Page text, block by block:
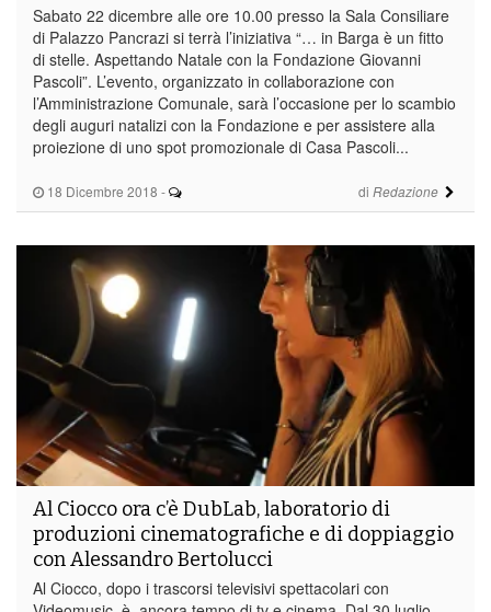
18 Dicembre 2018 - di Redazione
Sabato 22 dicembre alle ore 10.00 presso la Sala Consiliare
di Palazzo Pancrazi si terrà l’iniziativa “… in Barga è un fitto
di stelle. Aspettando Natale con la Fondazione Giovanni
Pascoli”. L’evento, organizzato in collaborazione con
l’Amministrazione Comunale, sarà l’occasione per lo scambio
degli auguri natalizi con la Fondazione e per assistere alla
proiezione di uno spot promozionale di Casa Pascoli...
Al Ciocco ora c’è DubLab, laboratorio di
produzioni cinematografiche e di doppiaggio
con Alessandro Bertolucci
Al Ciocco, dopo i trascorsi televisivi spettacolari con